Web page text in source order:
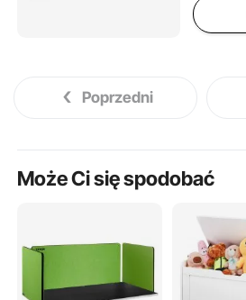
Poprzedni
Może Ci się spodobać